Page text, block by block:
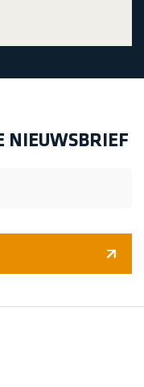
NIEUWSBRIEF